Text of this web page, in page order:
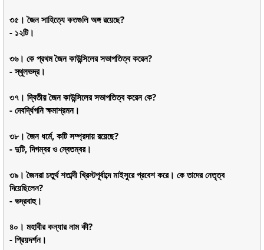
৩৫। জৈন সাহিত্যে কতগুলি অঙ্গ রয়েছে?
- ১২টি।
৩৬। কে প্রথম জৈন কাউন্সিলের সভাপতিত্ব করেন?
- স্থূলভদ্র।
৩৭। দ্বিতীয় জৈন কাউন্সিলের সভাপতিত্ব করেন কে?
- দেবর্দ্ধিগনি ক্ষমাশ্রমন।
৩৮। জৈন ধর্মে, কটি সম্প্রদায় রয়েছে?
- দুটি, দিগম্বর ও স্বেতম্বর।
৩৯। জৈনরা চতুর্থ শতাব্দী খ্রিস্টপূর্বাব্দে মাইসুরে প্রবেশ করে। কে তাদের নেতৃত্ব
দিয়েছিলেন?
- ভদ্রবাহু।
৪০। মহাবীর কন্যার নাম কী?
- প্রিয়দর্শন।